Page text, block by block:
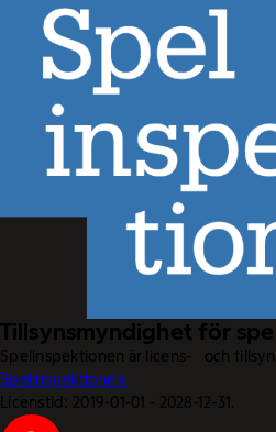
Tillsynsmyndighet för
Spelinspektionen är licens- och
Spelinspektionen.
Licenstid: 2019-01-01 - 2028-12-31.